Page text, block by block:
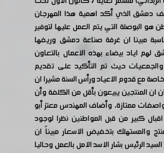
دمشق الذي أكد اهمية هذا المهرجان
هو البوصلة التي يتم العمل عليها لتوفير
مبينا ان غرفة صناعة دمشق وريفها
اياد بيضاء بهذه الاعمال بالتعاون
حيث تم التأكيد على تقديم
مع قدوم الاعياد ورأس السنة مشيرا ان
ان المنتجين يبيعون بأقل من الكلفة وأن
ممتازة، وأضاف المهندس معتز أبو
كبير من قبل المواطنين نظرا لوجود
والمستهلك بتخفيض الاسعار مبيناً ان
الرئيس بشار الاسد الامل بالعمل وحاليا